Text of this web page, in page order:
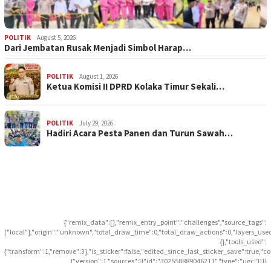
POLITIK August 5, 2026
Dari Jembatan Rusak Menjadi Simbol Harap…
POLITIK August 1, 2026
Ketua Komisi II DPRD Kolaka Timur Sekali…
POLITIK July 29, 2026
Hadiri Acara Pesta Panen dan Turun Sawah…
{"remix_data":[],"remix_entry_point":"challenges","source_tags":
{},"tools_used":
{"version":1,"sources":[{"id":"302558889046211","type":"ugc"}]}}